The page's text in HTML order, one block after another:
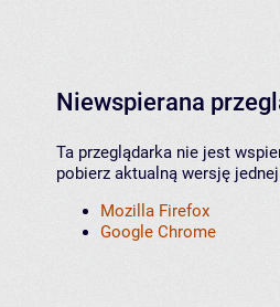
Niewspierana
Ta przeglądarka nie jest
pobierz aktualną wersję
Mozilla Firefox
Google Chrome